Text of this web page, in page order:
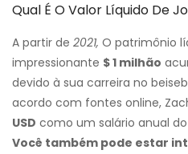
Qual É O Valor Líquido De
A partir de 2021, O patrimônio
impressionante $ 1 milhão
devido à sua carreira no
acordo com fontes online,
USD como um salário anual do
Você também pode estar